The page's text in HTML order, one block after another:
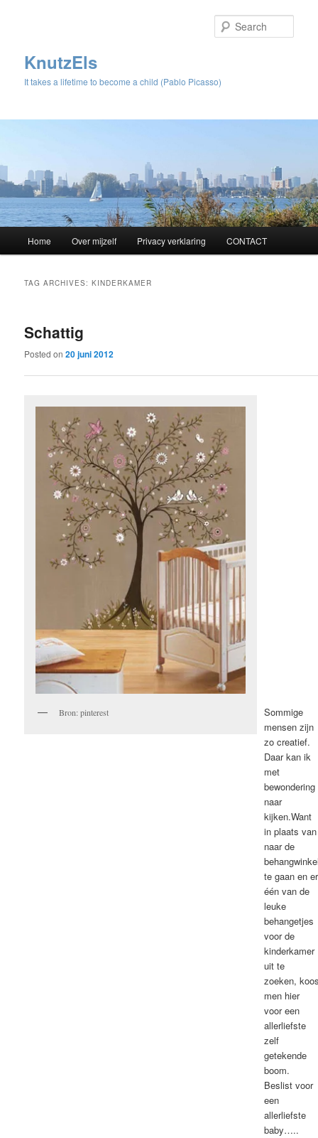
KnutzEls
It takes a lifetime to become a child (Pablo Picasso)
Skip
content
Skip
content
Home Over mijzelf Privacy verklaring CONTACT
TAG ARCHIVES:KINDERKAMER
Schattig
Posted on20 juni 2012
Bron: pinterest
Sommige
mensen zijn
zo creatief.
Daar kan ik
met
bewondering
naar
kijken.Want
in plaats van
naar de
te gaan en er
één van de
leuke
behangetjes
voor de
kinderkamer
uit te
zoeken,
men hier
voor een
allerliefste
zelf
getekende
boom.
Beslist voor
een
allerliefste
baby…..